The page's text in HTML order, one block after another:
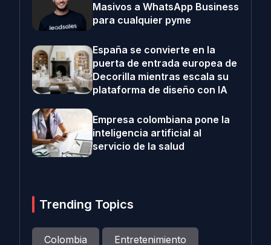
Masivos a WhatsApp Business
para cualquier pyme
España se convierte en la
puerta de entrada europea de
Decorilla mientras escala su
plataforma de diseño con IA
Empresa colombiana pone la
inteligencia artificial al
servicio de la salud
Trending Topics
Colombia Entretenimiento